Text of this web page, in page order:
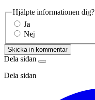
Hjälpte informationen dig?
Ja
Nej
Skicka in kommentar
Dela sidan
Dela sidan